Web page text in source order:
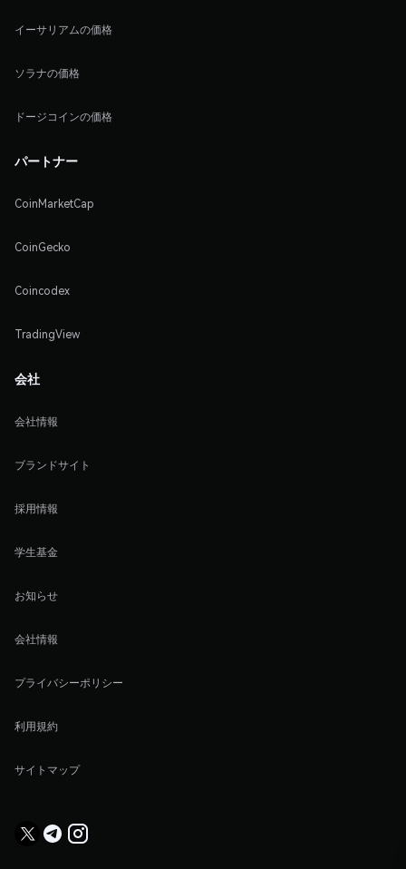
イーサリアムの価格
ソラナの価格
ドージコインの価格
パートナー
CoinMarketCap
CoinGecko
Coincodex
TradingView
会社
会社情報
ブランドサイト
採用情報
学生基金
お知らせ
会社情報
プライバシーポリシー
利用規約
サイトマップ